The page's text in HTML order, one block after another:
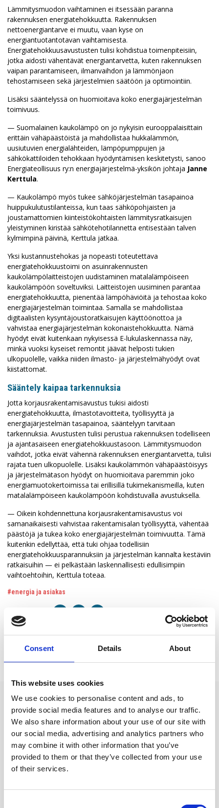
Consent Details About
This website uses cookies
We use cookies to personalise content and ads, to
provide social media features and to analyse our traffic.
We also share information about your use of our site with
our social media, advertising and analytics partners who
may combine it with other information that you’ve
provided to them or that they’ve collected from your use
of their services.
Lämmitysmuodon vaihtaminen ei itsessään paranna
rakennuksen energiatehokkuutta. Rakennuksen
nettoenergiantarve ei muutu, vaan kyse on
energiantuotantotavan vaihtamisesta.
Energiatehokkuusavustusten tulisi kohdistua toimenpiteisiin,
jotka aidosti vähentävät energiantarvetta, kuten rakennuksen
vaipan parantamiseen, ilmanvaihdon ja lämmönjaon
tehostamiseen sekä järjestelmien säätöön ja optimointiin.
Lisäksi sääntelyssä on huomioitava koko energiajärjestelmän
toimivuus.
— Suomalainen kaukolämpö on jo nykyisin eurooppalaisittain
erittäin vähäpäästöistä ja mahdollistaa hukkalämmön,
uusiutuvien energialähteiden, lämpöpumppujen ja
sähkökattiloiden tehokkaan hyödyntämisen keskitetysti, sanoo
Energiateollisuus ry:n energiajärjestelmä-yksikön johtaja Janne
Kerttula.
— Kaukolämpö myös tukee sähköjärjestelmän tasapainoa
huippukulutustilanteissa, kun taas sähköpohjaisten ja
joustamattomien kiinteistökohtaisten lämmitysratkaisujen
yleistyminen kiristää sähkötehotilannetta entisestään talven
kylmimpinä päivinä, Kerttula jatkaa.
Yksi kustannustehokas ja nopeasti toteutettava
energiatehokkuustoimi on asuinrakennusten
kaukolämpölaitteistojen uudistaminen matalalämpöiseen
kaukolämpöön soveltuviksi. Laitteistojen uusiminen parantaa
energiatehokkuutta, pienentää lämpöhäviöitä ja tehostaa koko
energiajärjestelmän toimintaa. Samalla se mahdollistaa
digitaalisten kysyntäjoustoratkaisujen käyttöönottoa ja
vahvistaa energiajärjestelmän kokonaistehokkuutta. Nämä
hyödyt eivät kuitenkaan nykyisessä E-lukulaskennassa näy,
minkä vuoksi kyseiset remontit jäävät helposti tukien
ulkopuolelle, vaikka niiden ilmasto- ja järjestelmähyödyt ovat
kiistattomat.
Sääntely kaipaa tarkennuksia
Jotta korjausrakentamisavustus tukisi aidosti
energiatehokkuutta, ilmastotavoitteita, työllisyyttä ja
energiajärjestelmän tasapainoa, sääntelyyn tarvitaan
tarkennuksia. Avustusten tulisi perustua rakennuksen todelliseen
ja ajantasaiseen energiatehokkuustasoon. Lämmitysmuodon
vaihdot, jotka eivät vähennä rakennuksen energiantarvetta, tulisi
rajata tuen ulkopuolelle. Lisäksi kaukolämmön vähäpäästöisyys
ja järjestelmätason hyödyt on huomioitava paremmin joko
energiamuotokertoimissa tai erillisillä tukimekanismeilla, kuten
matalalämpöiseen kaukolämpöön kohdistuvalla avustuksella.
— Oikein kohdennettuna korjausrakentamisavustus voi
samanaikaisesti vahvistaa rakentamisalan työllisyyttä, vähentää
päästöjä ja tukea koko energiajärjestelmän toimivuutta. Tämä
kuitenkin edellyttää, että tuki ohjaa todellisiin
energiatehokkuusparannuksiin ja järjestelmän kannalta kestäviin
ratkaisuihin — ei pelkästään laskennallisesti edullisimpiin
vaihtoehtoihin, Kerttula toteaa.
#energia ja asiakas
Kommentoi
Sähköpostiosoitettasi ei julkaista. Pakkolliset kentät merkitty *
Kommentti*